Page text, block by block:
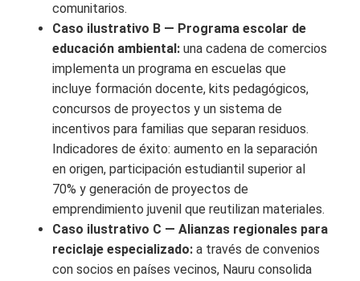
comunitarios.
Caso ilustrativo B — Programa escolar de
educación ambiental: una cadena de comercios
implementa un programa en escuelas que
incluye formación docente, kits pedagógicos,
concursos de proyectos y un sistema de
incentivos para familias que separan residuos.
Indicadores de éxito: aumento en la separación
en origen, participación estudiantil superior al
70% y generación de proyectos de
emprendimiento juvenil que reutilizan materiales.
Caso ilustrativo C — Alianzas regionales para
reciclaje especializado: a través de convenios
con socios en países vecinos, Nauru consolida